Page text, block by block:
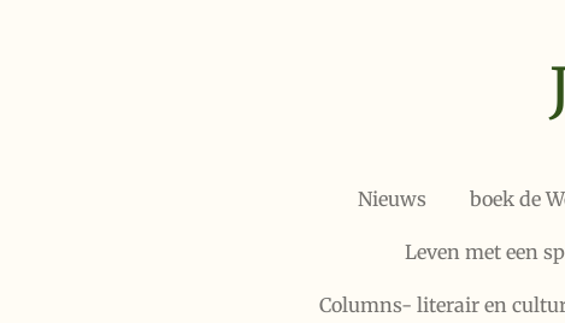
Nieuws boek de
Leven met een
Columns- literair en